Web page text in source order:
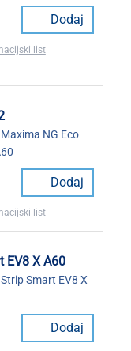
Dodaj
list
NG Eco
Dodaj
list
EV8 X A60
Smart EV8 X
Dodaj